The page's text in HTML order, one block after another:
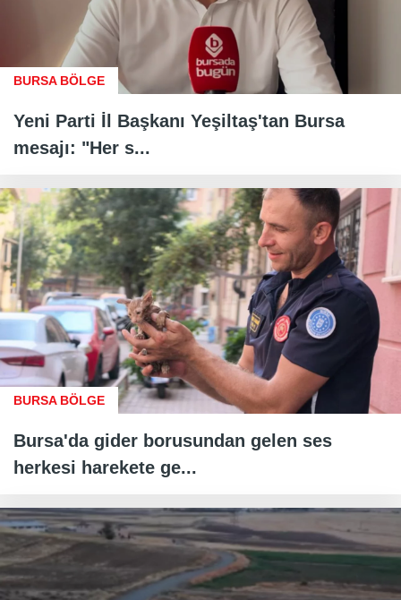
BURSA BÖLGE
Yeni Parti İl Başkanı Yeşiltaş'tan Bursa
mesajı: "Her s...
BURSA BÖLGE
Bursa'da gider borusundan gelen ses
herkesi harekete ge...